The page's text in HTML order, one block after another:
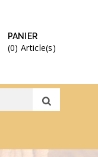
PANIER
(0) Article(s)